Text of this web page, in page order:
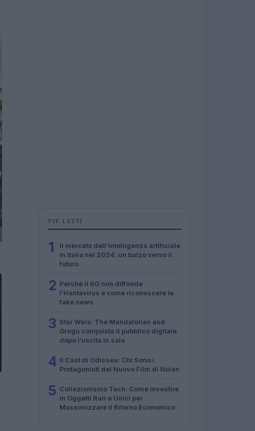
PIÙ LETTI
1
Il mercato dell’intelligenza artificiale
in Italia nel 2024: un balzo verso il
futuro
2 Perché il 6G non diffonde
l’Hantavirus e come riconoscere le
fake news
3 Star Wars: The Mandalorian and
Grogu conquista il pubblico digitale
dopo l’uscita in sala
4 Il Cast di Odissea: Chi Sono i
Protagonisti del Nuovo Film di Nolan
5 Collezionismo Tech: Come Investire
in Oggetti Rari e Unici per
Massimizzare il Ritorno Economico